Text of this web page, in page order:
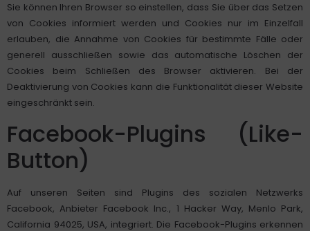
Sie können Ihren Browser so einstellen, dass Sie über das Setzen
von Cookies informiert werden und Cookies nur im Einzelfall
erlauben, die Annahme von Cookies für bestimmte Fälle oder
generell ausschließen sowie das automatische Löschen der
Cookies beim Schließen des Browser aktivieren. Bei der
Deaktivierung von Cookies kann die Funktionalität dieser Website
eingeschränkt sein.
Facebook-Plugins (Like-
Button)
Auf unseren Seiten sind Plugins des sozialen Netzwerks
Facebook, Anbieter Facebook Inc., 1 Hacker Way, Menlo Park,
California 94025, USA, integriert. Die Facebook-Plugins erkennen